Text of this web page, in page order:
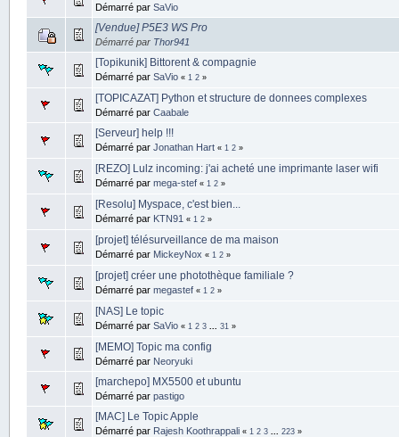
Démarré par SaVio
[Vendue] P5E3 WS Pro
Démarré par Thor941
[Topikunik] Bittorent & compagnie
Démarré par SaVio « 1 2»
[TOPICAZAT] Python et structure de donnees complexes
Démarré par Caabale
[Serveur] help !!!
Démarré par Jonathan Hart « 1 2»
[REZO] Lulz incoming: j'ai acheté une imprimante laser wifi
Démarré par mega-stef « 1 2»
[Resolu] Myspace, c'est bien...
Démarré par KTN91 « 1 2»
[projet] télésurveillance de ma maison
Démarré par MickeyNox « 1 2»
[projet] créer une photothèque familiale ?
Démarré par megastef « 1 2»
[NAS] Le topic
Démarré par SaVio « 1 2 3 31 »
[MEMO] Topic ma config
Démarré par Neoryuki
[marchepo] MX5500 et ubuntu
Démarré par pastigo
[MAC] Le Topic Apple
Démarré par Rajesh Koothrappali « 1 2 3 223»